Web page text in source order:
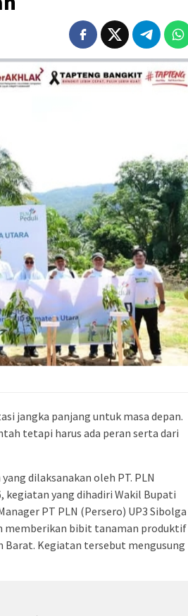
jangka panjang untuk masa depan.
tetapi harus ada peran serta dari
dilaksanakan oleh PT. PLN
kegiatan yang dihadiri Wakil Bupati
PT PLN (Persero) UP3 Sibolga
memberikan bibit tanaman produktif
Barat. Kegiatan tersebut mengusung